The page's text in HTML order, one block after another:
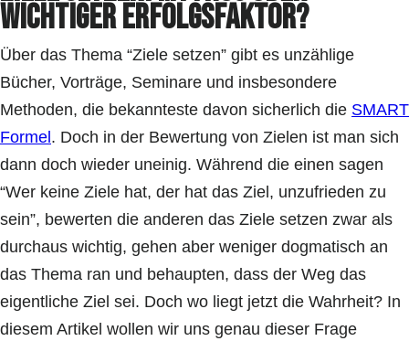
wichtiger Erfolgsfaktor?
Über das Thema “Ziele setzen” gibt es unzählige
Bücher, Vorträge, Seminare und insbesondere
Methoden, die bekannteste davon sicherlich die SMART
Formel. Doch in der Bewertung von Zielen ist man sich
dann doch wieder uneinig. Während die einen sagen
“Wer keine Ziele hat, der hat das Ziel, unzufrieden zu
sein”, bewerten die anderen das Ziele setzen zwar als
durchaus wichtig, gehen aber weniger dogmatisch an
das Thema ran und behaupten, dass der Weg das
eigentliche Ziel sei. Doch wo liegt jetzt die Wahrheit? In
diesem Artikel wollen wir uns genau dieser Frage